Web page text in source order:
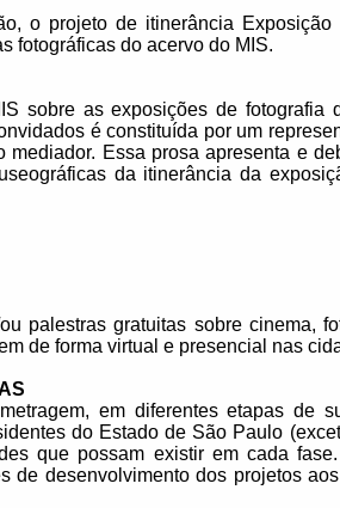
o projeto de itinerância
fotográficas do acervo do MIS.
sobre as exposições de fotografia
é constituída por um
Essa prosa apresenta e
da itinerância da
palestras gratuitas sobre cinema,
de forma virtual e presencial nas
em diferentes etapas de
do Estado de São Paulo
que possam existir em cada
de desenvolvimento dos projetos